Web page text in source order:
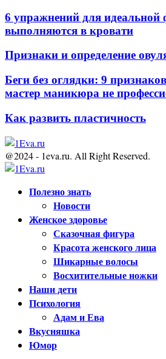
6 упражнений для
выполняются в кровати
Признаки и определение
Беги без оглядки: 9
мастер маникюра не
Как развить пластичность
@2024 - 1eva.ru. All Right Reserved.
Полезно знать
Новости
Женское здоровье
Сказочная фигура
Красота женского лица
Шикарные волосы
Восхитительные ножки
Наши дети
Психология
Адам и Ева
Вкусняшка
Юмор